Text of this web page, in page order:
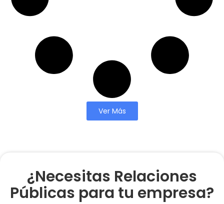
Ver Más
¿Necesitas Relaciones
Públicas para tu empresa?